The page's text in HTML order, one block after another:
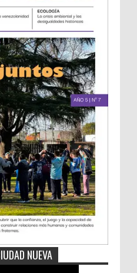
NUEVA